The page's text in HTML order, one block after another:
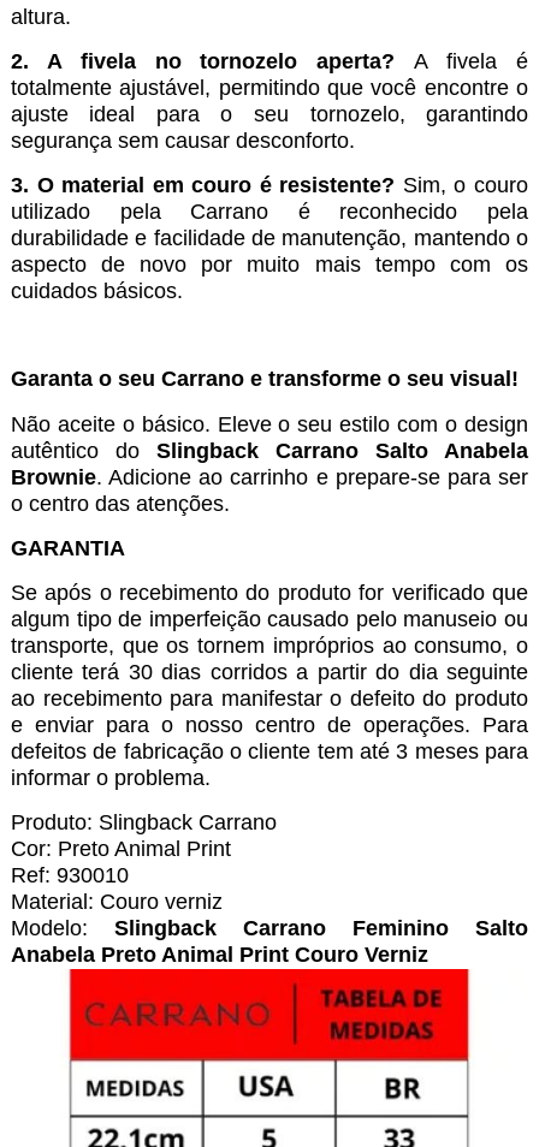
altura.
2. A fivela no tornozelo aperta? A fivela é
totalmente ajustável, permitindo que você encontre o
ajuste ideal para o seu tornozelo, garantindo
segurança sem causar desconforto.
3. O material em couro é resistente? Sim, o couro
utilizado pela Carrano é reconhecido pela
durabilidade e facilidade de manutenção, mantendo o
aspecto de novo por muito mais tempo com os
cuidados básicos.
Garanta o seu Carrano e transforme o seu visual!
Não aceite o básico. Eleve o seu estilo com o design
autêntico do Slingback Carrano Salto Anabela
Brownie. Adicione ao carrinho e prepare-se para ser
o centro das atenções.
GARANTIA
Se após o recebimento do produto for verificado que
algum tipo de imperfeição causado pelo manuseio ou
transporte, que os tornem impróprios ao consumo, o
cliente terá 30 dias corridos a partir do dia seguinte
ao recebimento para manifestar o defeito do produto
e enviar para o nosso centro de operações. Para
defeitos de fabricação o cliente tem até 3 meses para
informar o problema.
Produto: Slingback Carrano
Cor: Preto Animal Print
Ref: 930010
Material: Couro verniz
Modelo: Slingback Carrano Feminino Salto
Anabela Preto Animal Print Couro Verniz